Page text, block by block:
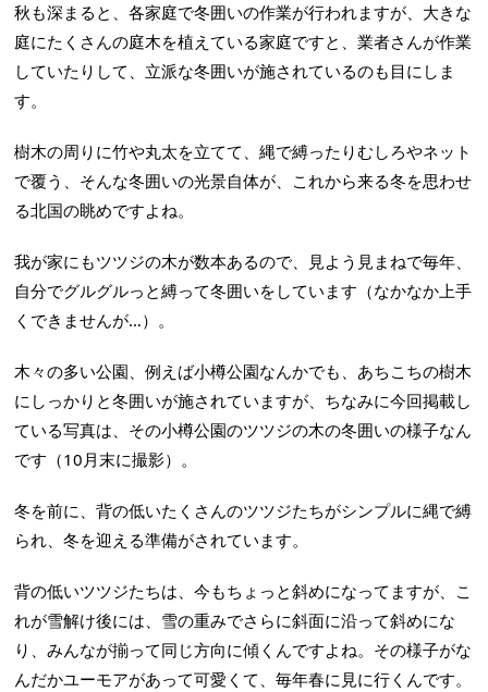
秋も深まると、各家庭で冬囲いの作業が行われますが、大きな
庭にたくさんの庭木を植えている家庭ですと、業者さんが作業
していたりして、立派な冬囲いが施されているのも目にしま
す。
樹木の周りに竹や丸太を立てて、縄で縛ったりむしろやネット
で覆う、そんな冬囲いの光景自体が、これから来る冬を思わせ
る北国の眺めですよね。
我が家にもツツジの木が数本あるので、見よう見まねで毎年、
自分でグルグルっと縛って冬囲いをしています（なかなか上手
くできませんが…）。
木々の多い公園、例えば小樽公園なんかでも、あちこちの樹木
にしっかりと冬囲いが施されていますが、ちなみに今回掲載し
ている写真は、その小樽公園のツツジの木の冬囲いの様子なん
です（10月末に撮影）。
冬を前に、背の低いたくさんのツツジたちがシンプルに縄で縛
られ、冬を迎える準備がされています。
背の低いツツジたちは、今もちょっと斜めになってますが、こ
れが雪解け後には、雪の重みでさらに斜面に沿って斜めにな
り、みんなが揃って同じ方向に傾くんですよね。その様子がな
んだかユーモアがあって可愛くて、毎年春に見に行くんです。